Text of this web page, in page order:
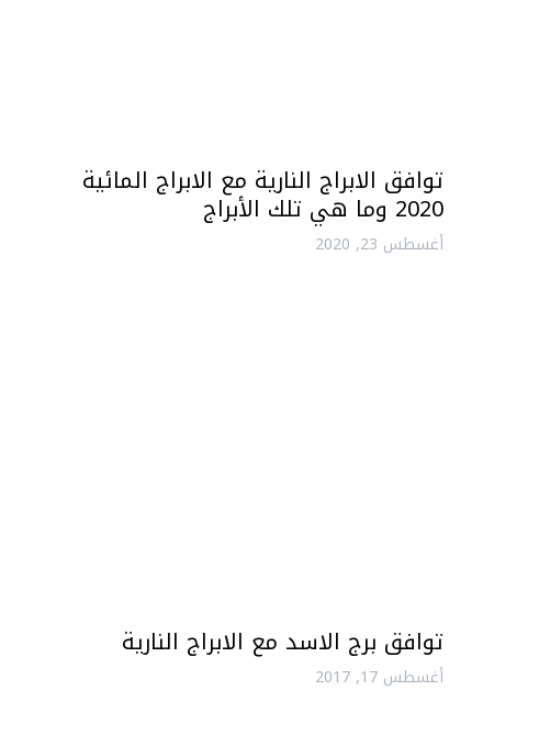
توافق الابراج النارية مع الابراج المائية
2020 وما هي تلك الأبراج
أغسطس 23, 2020
توافق برج الاسد مع الابراج النارية
أغسطس 17, 2017